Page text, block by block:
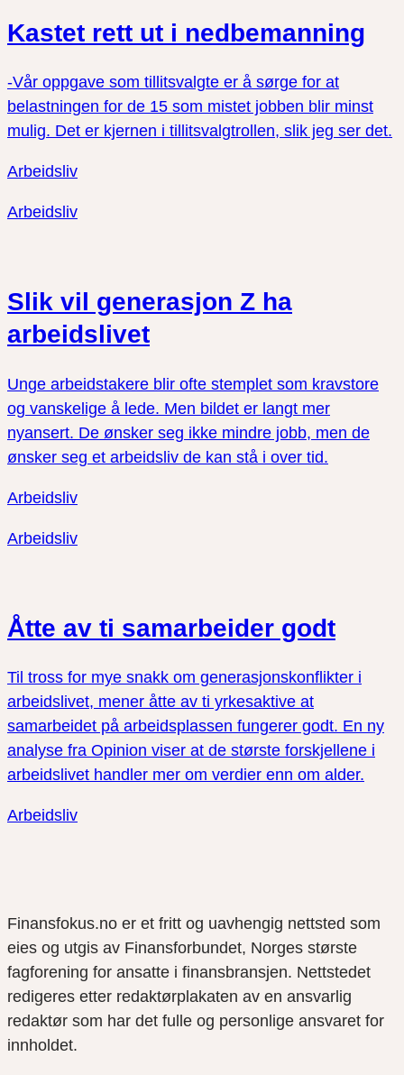
Kastet rett ut i nedbemanning
-Vår oppgave som tillitsvalgte er å sørge for at
belastningen for de 15 som mistet jobben blir minst
mulig. Det er kjernen i tillitsvalgtrollen, slik jeg ser det.
Arbeidsliv
Arbeidsliv
Slik vil generasjon Z ha
arbeidslivet
Unge arbeidstakere blir ofte stemplet som kravstore
og vanskelige å lede. Men bildet er langt mer
nyansert. De ønsker seg ikke mindre jobb, men de
ønsker seg et arbeidsliv de kan stå i over tid.
Arbeidsliv
Arbeidsliv
Åtte av ti samarbeider godt
Til tross for mye snakk om generasjonskonflikter i
arbeidslivet, mener åtte av ti yrkesaktive at
samarbeidet på arbeidsplassen fungerer godt. En ny
analyse fra Opinion viser at de største forskjellene i
arbeidslivet handler mer om verdier enn om alder.
Arbeidsliv
Finansfokus.no er et fritt og uavhengig nettsted som
eies og utgis av Finansforbundet, Norges største
fagforening for ansatte i finansbransjen. Nettstedet
redigeres etter redaktørplakaten av en ansvarlig
redaktør som har det fulle og personlige ansvaret for
innholdet.